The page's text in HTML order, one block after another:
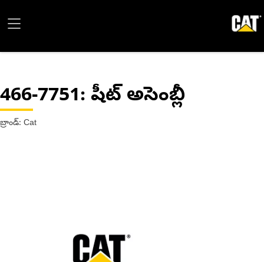
466-7751: షీట్ అసెంబ్లీ
బ్రాండ్: Cat